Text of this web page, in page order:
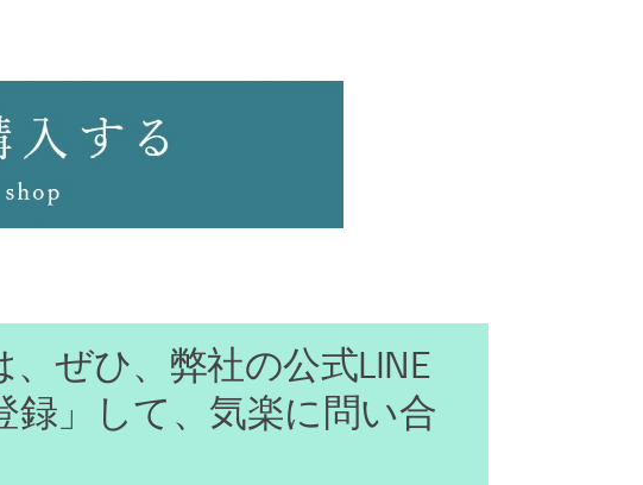
ぜひ、弊社の公式LINE
」して、気楽に問い合